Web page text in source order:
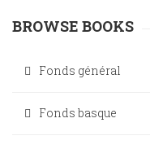
BROWSE BOOKS
Fonds général
Fonds basque